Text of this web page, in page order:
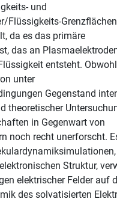
und
Flüssigkeits-
da es das primäre
das an
entsteht.
unter
Gegenstand
theoretischer
in Gegenwart von
noch recht unerforscht.
Struktur,
elektrischer Felder auf
des solvatisierten